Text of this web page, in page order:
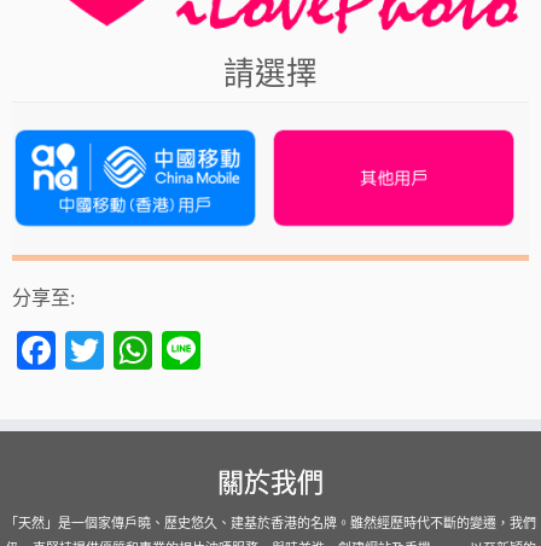
請選擇
分享至:
Facebook
TwitterWhatsApp
關於我們
「天然」是一個家傳戶曉、歷史悠久、建基於香港的名牌。雖然經歷時代不斷的變遷，我們